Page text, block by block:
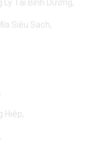
Ly Tại Bình Dương
Siêu Sạch
Hiệp